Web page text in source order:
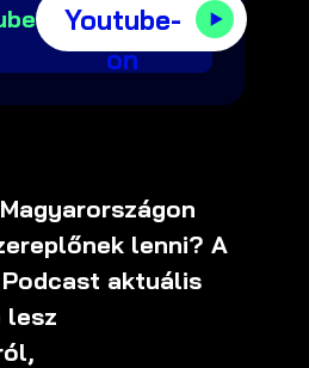
Youtube-
on
lenni? A
Podcast aktuális
lesz